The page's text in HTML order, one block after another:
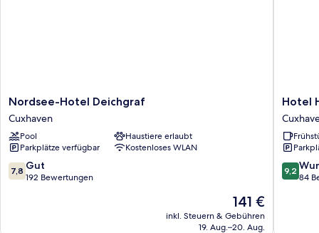
Nordsee-
Hotel
Deichgraf
Cuxhaven
Nordsee-Hotel Deichgraf
Cuxhaven
Pool
Haustiere erlaubt
Parkplätze verfügbar
Kostenloses WLAN
7.8
von
7,8 Gut
192 Bewertungen
Der
Preis
beträgt
141 €
inkl. Steuern & Gebühren
19. Aug.–20. Aug.
Hotel
Haus
Hotel
9.2
von
9,2
84